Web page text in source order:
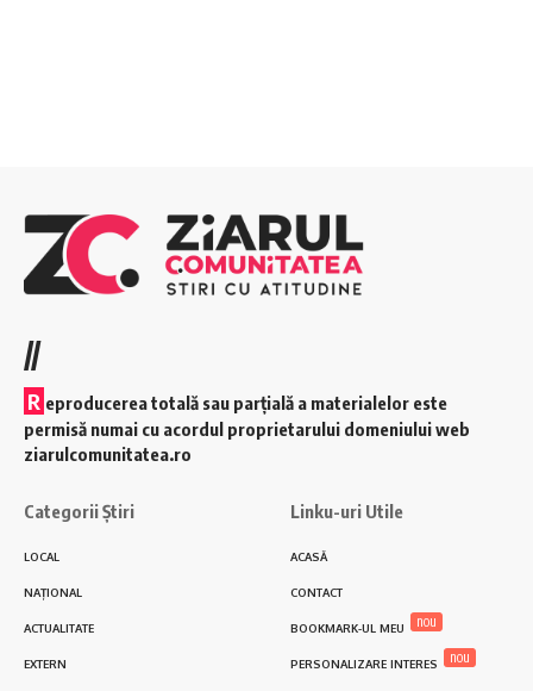
//
R eproducerea totală sau parțială a materialelor este
permisă numai cu acordul proprietarului domeniului web
ziarulcomunitatea.ro
Categorii Știri
LOCAL
NAȚIONAL
ACTUALITATE
EXTERN
Linku-uri Utile
ACASĂ
CONTACT
BOOKMARK-UL MEU nou
PERSONALIZARE INTERES nou